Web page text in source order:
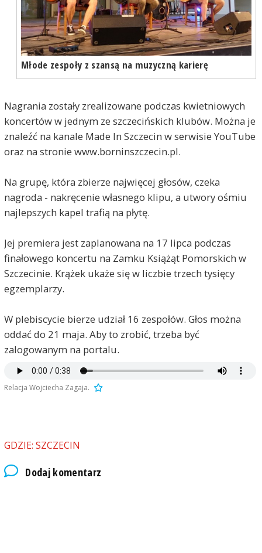
Młode zespoły z szansą na muzyczną karierę
Nagrania zostały zrealizowane podczas kwietniowych
koncertów w jednym ze szczecińskich klubów. Można je
znaleźć na kanale Made In Szczecin w serwisie YouTube
oraz na stronie www.borninszczecin.pl.
Na grupę, która zbierze najwięcej głosów, czeka
nagroda - nakręcenie własnego klipu, a utwory ośmiu
najlepszych kapel trafią na płytę.
Jej premiera jest zaplanowana na 17 lipca podczas
finałowego koncertu na Zamku Książąt Pomorskich w
Szczecinie. Krążek ukaże się w liczbie trzech tysięcy
egzemplarzy.
W plebiscycie bierze udział 16 zespołów. Głos można
oddać do 21 maja. Aby to zrobić, trzeba być
zalogowanym na portalu.
Relacja Wojciecha Zagaja.
GDZIE: SZCZECIN
Dodaj komentarz